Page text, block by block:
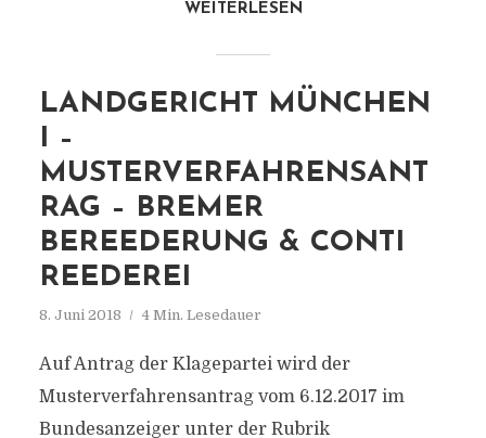
WEITERLESEN
LANDGERICHT MÜNCHEN
I –
MUSTERVERFAHRENSANT
RAG – BREMER
BEREEDERUNG & CONTI
REEDEREI
8. Juni 2018 4 Min. Lesedauer
Auf Antrag der Klagepartei wird der
Musterverfahrensantrag vom 6.12.2017 im
Bundesanzeiger unter der Rubrik